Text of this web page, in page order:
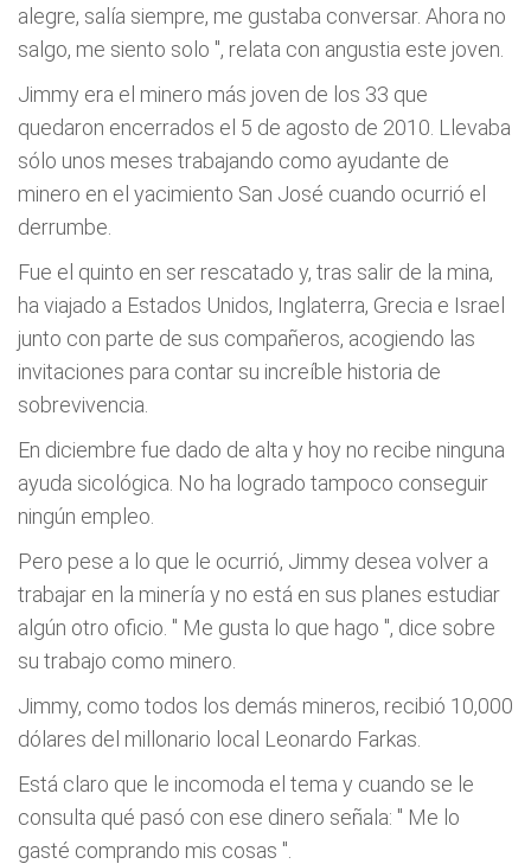
alegre, salía siempre, me gustaba conversar. Ahora no
salgo, me siento solo ", relata con angustia este joven.
Jimmy era el minero más joven de los 33 que
quedaron encerrados el 5 de agosto de 2010. Llevaba
sólo unos meses trabajando como ayudante de
minero en el yacimiento San José cuando ocurrió el
derrumbe.
Fue el quinto en ser rescatado y, tras salir de la mina,
ha viajado a Estados Unidos, Inglaterra, Grecia e Israel
junto con parte de sus compañeros, acogiendo las
invitaciones para contar su increíble historia de
sobrevivencia.
En diciembre fue dado de alta y hoy no recibe ninguna
ayuda sicológica. No ha logrado tampoco conseguir
ningún empleo.
Pero pese a lo que le ocurrió, Jimmy desea volver a
trabajar en la minería y no está en sus planes estudiar
algún otro oficio. " Me gusta lo que hago ", dice sobre
su trabajo como minero.
Jimmy, como todos los demás mineros, recibió 10,000
dólares del millonario local Leonardo Farkas.
Está claro que le incomoda el tema y cuando se le
consulta qué pasó con ese dinero señala: " Me lo
gasté comprando mis cosas ".